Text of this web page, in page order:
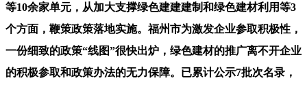
等10余家单元，从加大支撑绿色建建建制和绿色建材利用等3
个方面，鞭策政策落地实施。福州市为激发企业参取积极性，
一份细致的政策“线图”很快出炉，绿色建材的推广离不开企业
的积极参取和政策办法的无力保障。已累计公示7批次名录，